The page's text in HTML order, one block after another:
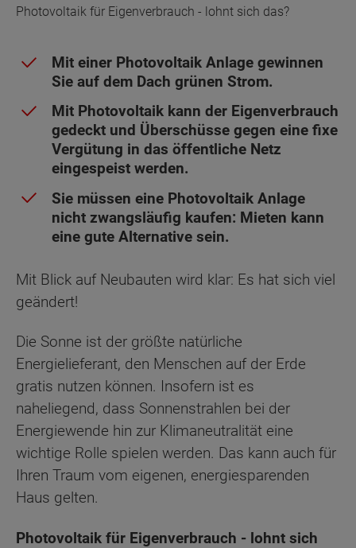
Photovoltaik für Eigenverbrauch - lohnt sich das?
Mit einer Photovoltaik Anlage gewinnen
Sie auf dem Dach grünen Strom.
Mit Photovoltaik kann der Eigenverbrauch
gedeckt und Überschüsse gegen eine fixe
Vergütung in das öffentliche Netz
eingespeist werden.
Sie müssen eine Photovoltaik Anlage
nicht zwangsläufig kaufen: Mieten kann
eine gute Alternative sein.
Mit Blick auf Neubauten wird klar: Es hat sich viel
geändert!
Die Sonne ist der größte natürliche
Energielieferant, den Menschen auf der Erde
gratis nutzen können. Insofern ist es
naheliegend, dass Sonnenstrahlen bei der
Energiewende hin zur Klimaneutralität eine
wichtige Rolle spielen werden. Das kann auch für
Ihren Traum vom eigenen, energiesparenden
Haus gelten.
Photovoltaik für Eigenverbrauch - lohnt sich